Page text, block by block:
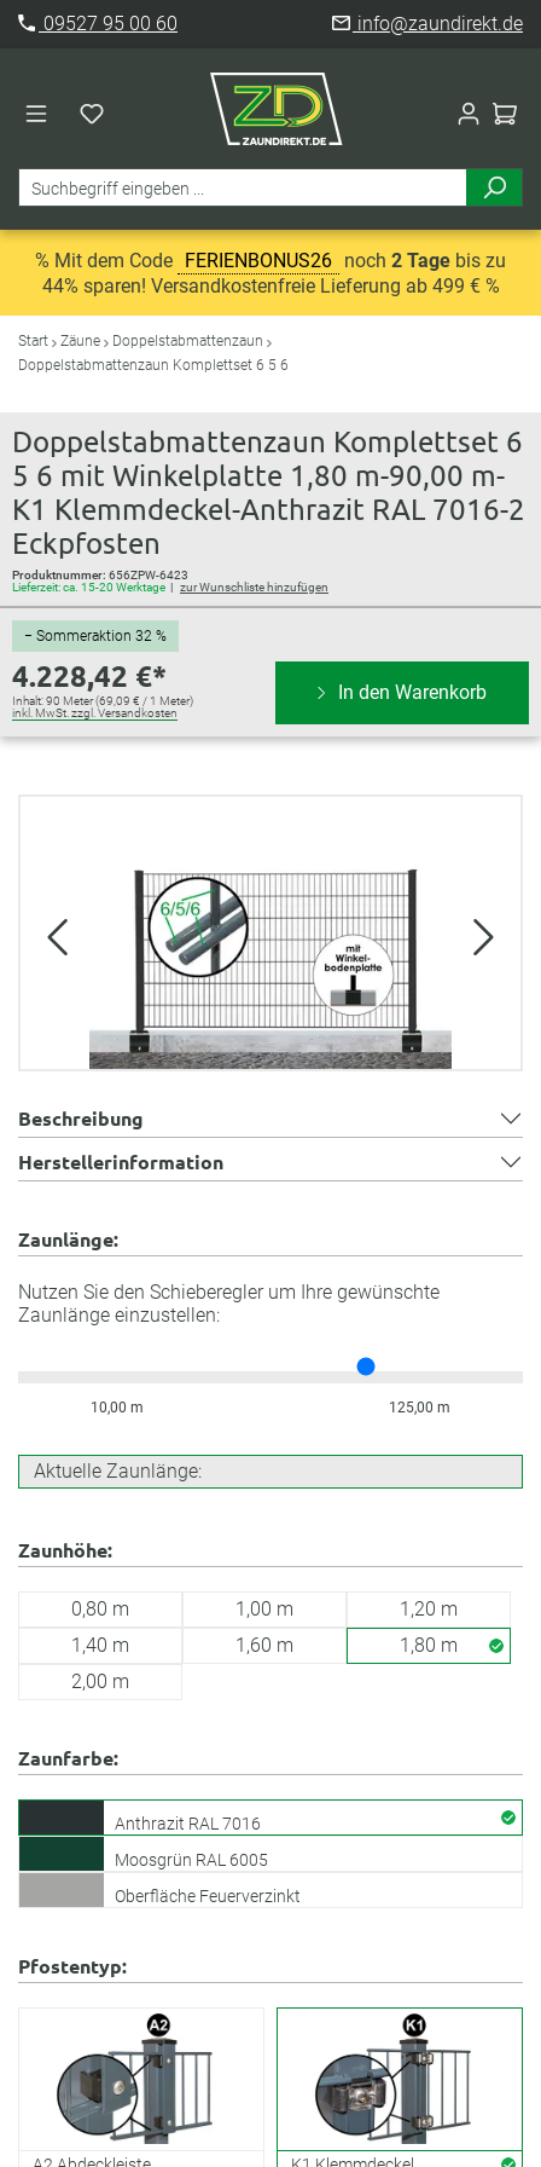
09527 95 00 60 info@zaundirekt.de
% Mit dem Code FERIENBONUS26 noch 2 Tage bis zu
44% sparen! Versandkostenfreie Lieferung ab 499 € %
Start Zäune
Doppelstabmattenzaun
Doppelstabmattenzaun Komplettset 6 5 6
Doppelstabmattenzaun Komplettset 6
5 6 mit Winkelplatte 1,80 m-90,00 m-
K1 Klemmdeckel-Anthrazit RAL 7016-2
Eckpfosten
Produktnummer: 656ZPW-6423
Lieferzeit: ca. 15-20 Werktage
zur Wunschliste hinzufügen
− Sommeraktion 32 %
4.228,42 €*
Inhalt:90 Meter(69,09 € / 1 Meter)
inkl. MwSt. zzgl. Versandkosten
In den Warenkorb
Beschreibung
Herstellerinformation
Zaunlänge:
Nutzen Sie den Schieberegler um Ihre gewünschte
Zaunlänge einzustellen:
Aktuelle Zaunlänge:
10,00 m 125,00 m
Zaunhöhe:
0,80 m 1,00 m
1,20 m
1,40 m
1,60 m
1,80 m
2,00 m
Zaunfarbe:
Anthrazit RAL 7016
Moosgrün RAL 6005
Oberfläche Feuerverzinkt
Pfostentyp: